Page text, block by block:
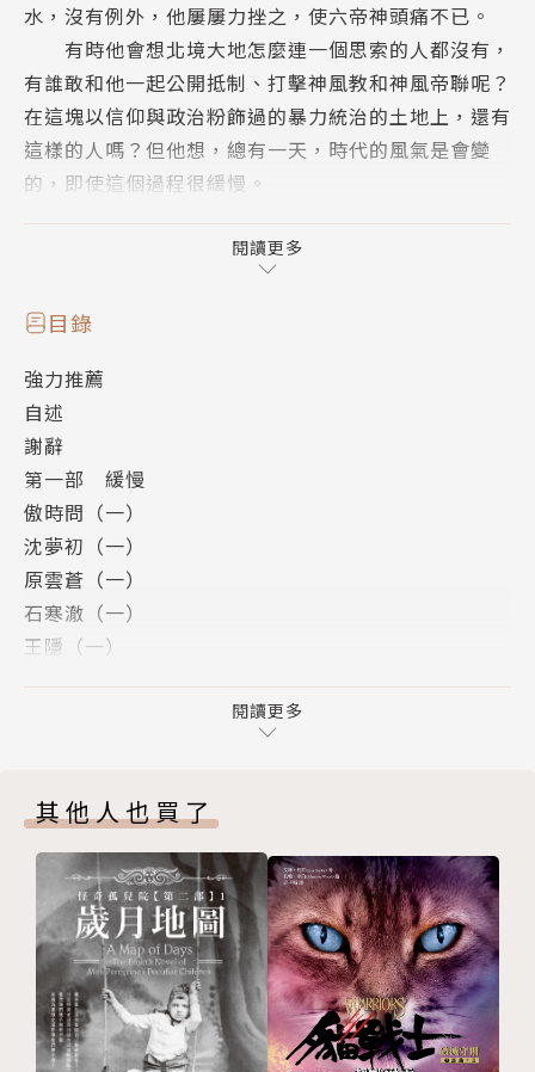
水，沒有例外，他屢屢力挫之，使六帝神頭痛不已。
有時他會想北境大地怎麼連一個思索的人都沒有，
有誰敢和他一起公開抵制、打擊神風教和神風帝聯呢？
在這塊以信仰與政治粉飾過的暴力統治的土地上，還有
這樣的人嗎？但他想，總有一天，時代的風氣是會變
的，即使這個過程很緩慢。
那人要去哪裡呢？天衣憐魔的心思振奮，他決定跟在那
他透過預言，找到了另外六位同伴：夏緣霜，王
後，成為那個時代最不可思議的神奇人物……
本書特色
第八屆溫世仁武俠小說大獎作品
在我來的地方，有一個神祕的預言告訴我，你們和
我都是七大寇的其中一員。而我們將要與六帝神對決，
同時改造北境新的未來。
武俠小說老了，幸好我們還有－－
沈默的結構武俠派
白花是刑責之國，金烏是祭祀之國，朱輝是財富之
作者簡介
沈默
武俠寫字人，1976年生，十月的男人，混過靜宜
大學中文系、文化大學文藝創作組，試著演練書寫的技
藝，試著留下黃金的事物，試著說出神聖的話語，試著
在通俗與類型的範疇底，穿過邊界，以滲透更多變動與
可能性，試著到字的內部，想像，夢遊，被巨大的火焰
與深刻的雨水穿越，然後抵達、深入，到無人之境。已
閱讀更多
目錄
強力推薦
自述
謝辭
第一部 緩慢
傲時問（一）
沈夢初（一）
原雲蒼（一）
石寒澈（一）
王隱（一）
沈夢初（二）
原雲蒼（二）
石寒澈（二）
王隱（二）
夏緣霜（二）
天衣憐魔（二）
第三部 無知（或者玩笑）
傲時問（三）
閱讀更多
其他人也買了